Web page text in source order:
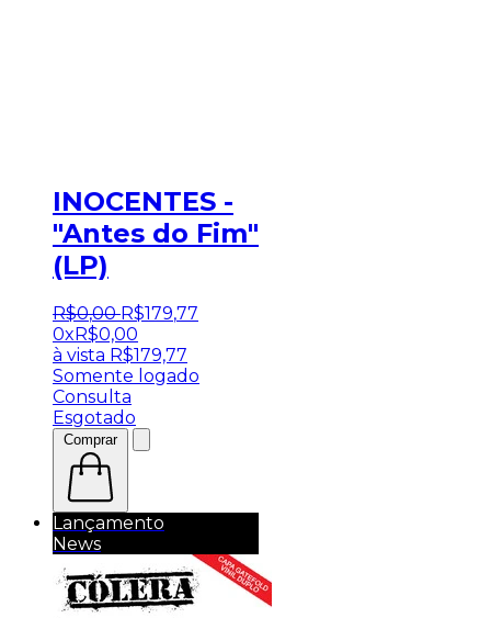
INOCENTES -
"Antes do Fim"
(LP)
R$0,00 R$179,77
0x R$0,00
à vista R$179,77
Somente logado
Consulta
Esgotado
Comprar